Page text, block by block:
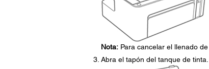
Nota:Para cancelar el llenado
Abra el tapón del tanque de tinta.